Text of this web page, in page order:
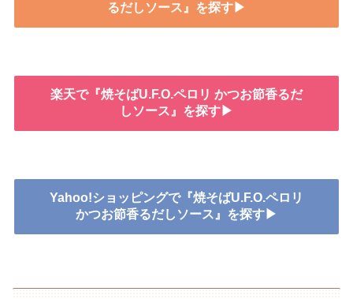
るだしソース』を探す▶
楽天で『焼そばU.F.O.ペロリ かつお節香るだ
しソース』を探す▶
Yahoo!ショッピングで『焼そばU.F.O.ペロリ
かつお節香るだしソース』を探す▶